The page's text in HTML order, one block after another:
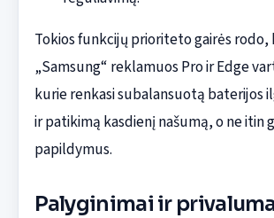
Tokios funkcijų prioriteto gairės rodo,
„Samsung“ reklamuos Pro ir Edge
kurie renkasi subalansuotą baterijos
ir patikimą kasdienį našumą, o ne itin
papildymus.
Palyginimai ir